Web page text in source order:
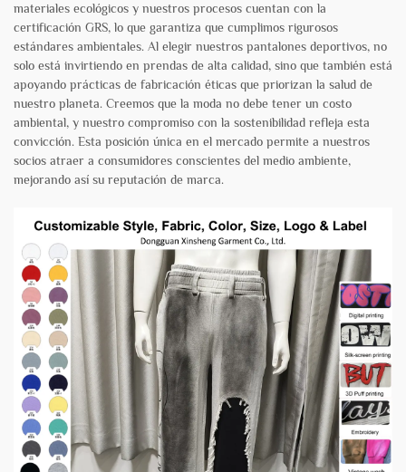
materiales ecológicos y nuestros procesos cuentan con la
certificación GRS, lo que garantiza que cumplimos rigurosos
estándares ambientales. Al elegir nuestros pantalones deportivos, no
solo está invirtiendo en prendas de alta calidad, sino que también está
apoyando prácticas de fabricación éticas que priorizan la salud de
nuestro planeta. Creemos que la moda no debe tener un costo
ambiental, y nuestro compromiso con la sostenibilidad refleja esta
convicción. Esta posición única en el mercado permite a nuestros
socios atraer a consumidores conscientes del medio ambiente,
mejorando así su reputación de marca.